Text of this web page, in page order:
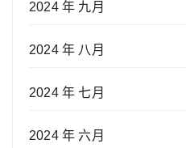
2024 年 九月
2024 年 八月
2024 年 七月
2024 年 六月